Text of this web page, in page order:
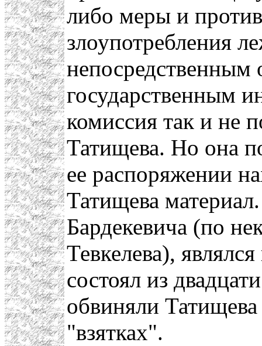
либо меры и
злоупотребления
непосредственным
государственным
комиссия так и не
Татищева. Но она
ее распоряжении
Татищева
Бардекевича (по
Тевкелева),
состоял из
обвиняли
"взятках".